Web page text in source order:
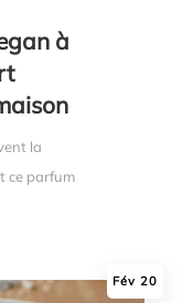
à
la
ce parfum
Fév 20